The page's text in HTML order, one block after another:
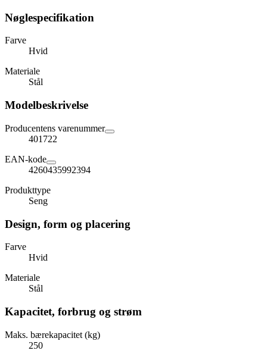
Nøglespecifikation
Farve
Hvid
Materiale
Stål
Modelbeskrivelse
Producentens varenummer
401722
EAN-kode
4260435992394
Produkttype
Seng
Design, form og placering
Farve
Hvid
Materiale
Stål
Kapacitet, forbrug og strøm
Maks. bærekapacitet (kg)
250